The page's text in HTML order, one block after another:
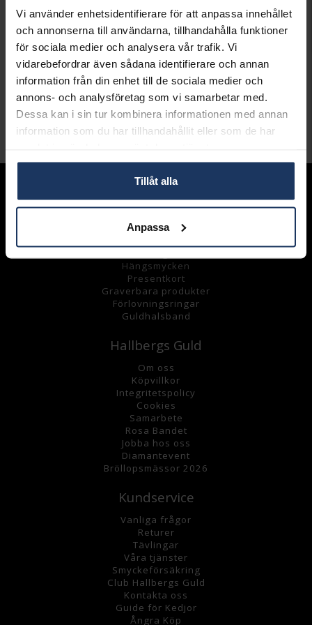
Vi använder enhetsidentifierare för att anpassa innehållet
och annonserna till användarna, tillhandahålla funktioner
för sociala medier och analysera vår trafik. Vi
vidarebefordrar även sådana identifierare och annan
information från din enhet till de sociala medier och
annons- och analysföretag som vi samarbetar med.
Dessa kan i sin tur kombinera informationen med annan
information som du har tillhandahållit eller som de har
Tillåt alla
Anpassa
INFO
LÄNGD CA (CM)
17
MODELL
590702HV-17
MATERIAL
Silver
Halsband
Hängsmycken
Presentkort
Graverbara produkter
Förlovningsringar
Guldhalsband
Hallbergs Guld
Om oss
Köpvillkor
Integritetspolicy
Cookies
Samarbete
Rosa Bandet
Jobba hos oss
Diamantevent
Bröllopsmässor 2026
Kundservice
Vanliga frågor
Returer
Tävlingar
Våra tjänster
Smyckeförsäkring
Club Hallbergs Guld
Kontakta oss
Guide för Kedjor
Ångra Köp